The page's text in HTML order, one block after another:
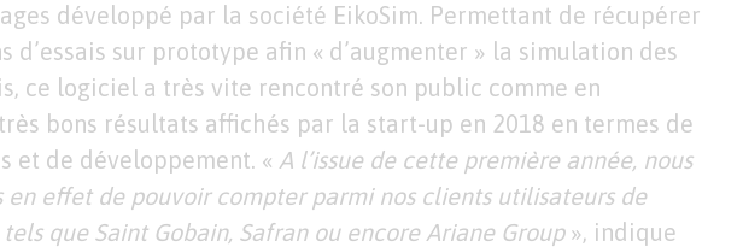
développé par la société EikoSim. Permettant de récupérer
d’essais sur prototype afin « d’augmenter » la simulation des
ce logiciel a très vite rencontré son public comme en
bons résultats affichés par la start-up en 2018 en termes de
et de développement. « A l’issue de cette première année, nous
en effet de pouvoir compter parmi nos clients utilisateurs de
que Saint Gobain, Safran ou encore Ariane Group », indique